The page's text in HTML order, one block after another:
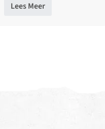
Lees Meer